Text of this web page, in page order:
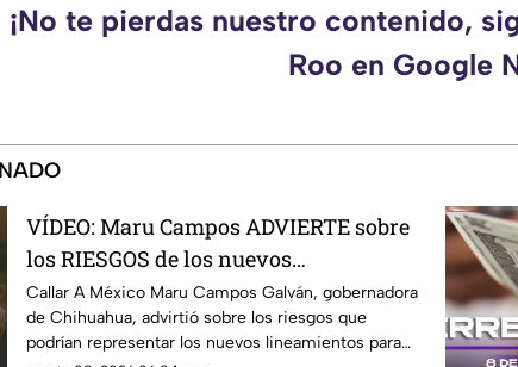
¡No te pierdas nuestro contenido,
Roo en Google
VÍDEO: Maru Campos ADVIERTE sobre
los RIESGOS de los nuevos
lineamientos propuestos por el
Gobierno
Callar A México Maru Campos Galván, gobernadora
de Chihuahua, advirtió sobre los riesgos que
podrían representar los nuevos lineamientos para